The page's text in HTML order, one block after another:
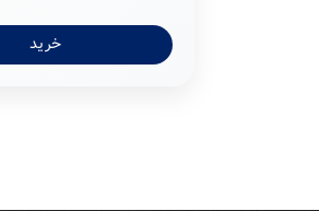
خرید